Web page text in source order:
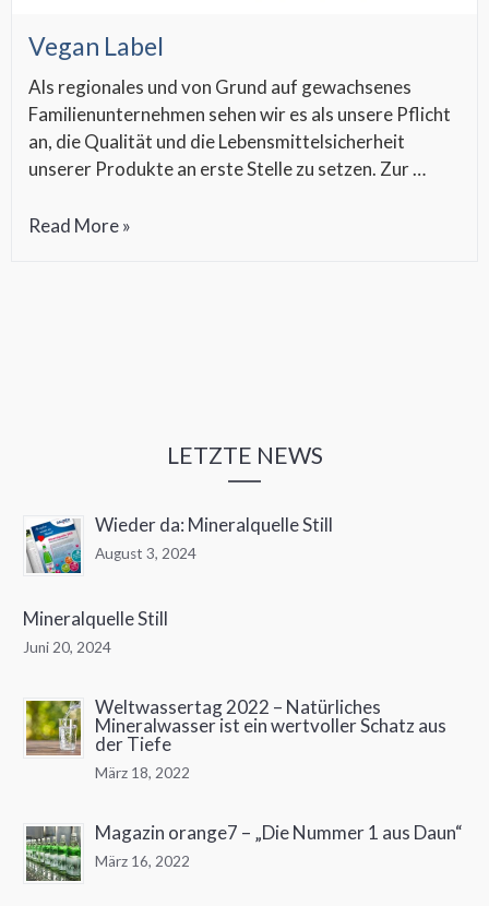
Vegan Label
Als regionales und von Grund auf gewachsenes
Familienunternehmen sehen wir es als unsere Pflicht
an, die Qualität und die Lebensmittelsicherheit
unserer Produkte an erste Stelle zu setzen. Zur …
Vegan
Read More »
LETZTE NEWS
Wieder da: Mineralquelle Still
August 3, 2024
Mineralquelle Still
Juni 20, 2024
Weltwassertag 2022 – Natürliches
Mineralwasser ist ein wertvoller Schatz aus
der Tiefe
März 18, 2022
Magazin orange7 – „Die Nummer 1 aus Daun“
März 16, 2022